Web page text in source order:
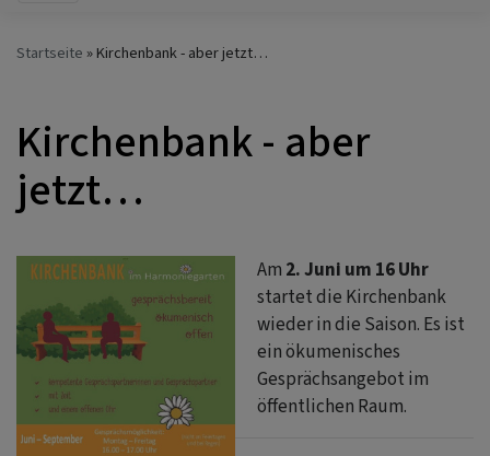
Startseite Kirchenbank - aber jetzt…
Kirchenbank - aber
jetzt…
Am 2. Juni um 16 Uhr
startet die Kirchenbank
wieder in die Saison. Es ist
ein ökumenisches
Gesprächsangebot im
öffentlichen Raum.